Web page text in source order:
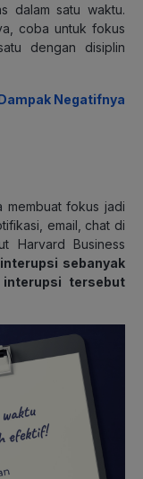
dalam satu waktu.
coba untuk fokus
dengan disiplin
Negatifnya
fokus jadi
email, chat di
Harvard Business
sebanyak
tersebut